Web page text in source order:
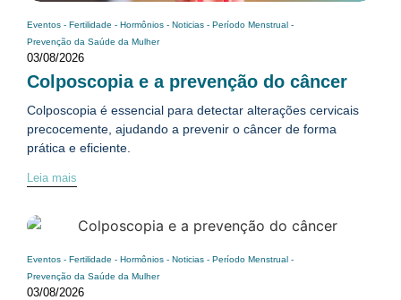
Eventos - Fertilidade - Hormônios - Noticias - Período Menstrual -
Prevenção da Saúde da Mulher
03/08/2026
Colposcopia e a prevenção do câncer
Colposcopia é essencial para detectar alterações cervicais
precocemente, ajudando a prevenir o câncer de forma
prática e eficiente.
Leia mais
Eventos - Fertilidade - Hormônios - Noticias - Período Menstrual -
Prevenção da Saúde da Mulher
03/08/2026